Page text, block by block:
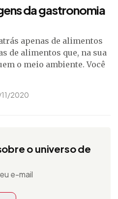
da gastronomia
apenas de alimentos
de alimentos que, na sua
o meio ambiente. Você
11/2020
o universo de
e-mail